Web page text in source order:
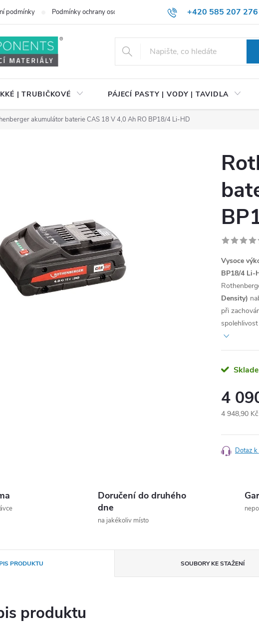
+420 585 207 276
podmínky Podmínky ochrany osobních údajů
| TRUBIČKOVÉ PÁJECÍ PASTY | VODY | TAVIDLA
akumulátor baterie CAS 18 V 4,0 Ah RO BP18/4 Li-HD
Vysoce
BP18/4 Li-
Density)
při
4
4 948,90
cena:
Dotaz
Doručení do druhého
dne
na jakékoliv místo
PRODUKTU SOUBORY KE STAŽENÍ
produktu